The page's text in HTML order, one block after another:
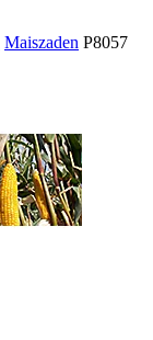
Maiszaden P8057